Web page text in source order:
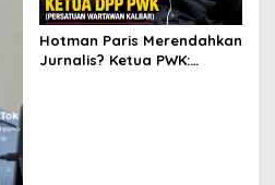
Hotman Paris Merendahkan
Jurnalis? Ketua PWK: